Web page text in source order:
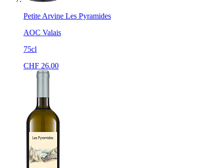
Petite Arvine Les Pyramides
AOC Valais
75cl
CHF 26.00